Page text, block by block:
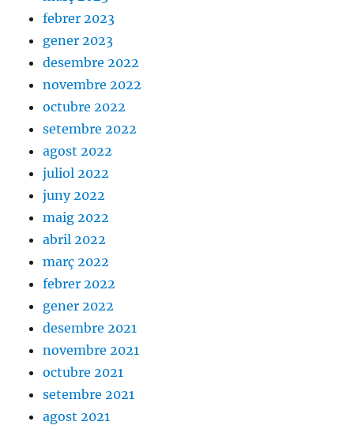
febrer 2023
gener 2023
desembre 2022
novembre 2022
octubre 2022
setembre 2022
agost 2022
juliol 2022
juny 2022
maig 2022
abril 2022
març 2022
febrer 2022
gener 2022
desembre 2021
novembre 2021
octubre 2021
setembre 2021
agost 2021